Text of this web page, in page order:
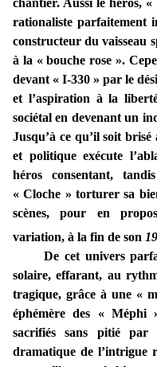
chantier. Aussi le héros,
rationaliste parfaitement
constructeur du vaisseau
à la « bouche rose ».
devant « I-330 » par le
et l’aspiration à la
sociétal en devenant un
Jusqu’à ce qu’il soit
et politique exécute
héros consentant,
« Cloche » torturer sa
scènes, pour en
variation, à la fin de son
De cet univers
solaire, effarant, au
tragique, grâce à une «
éphémère des « Méphi
sacrifiés sans pitié
dramatique de l’intrigue